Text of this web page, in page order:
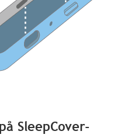
SleepCover-